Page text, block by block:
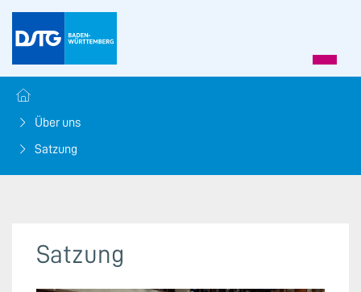
Über uns
Satzung
Satzung